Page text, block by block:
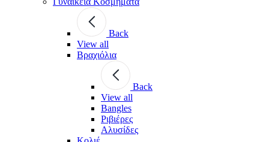
Back
View all
Βραχιόλια
Back
View all
Bangles
Ριβιέρες
Αλυσίδες